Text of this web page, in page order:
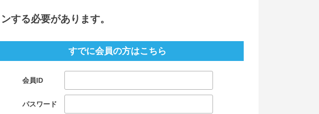
する必要があります。
すでに会員の方はこちら
会員ID
パスワード